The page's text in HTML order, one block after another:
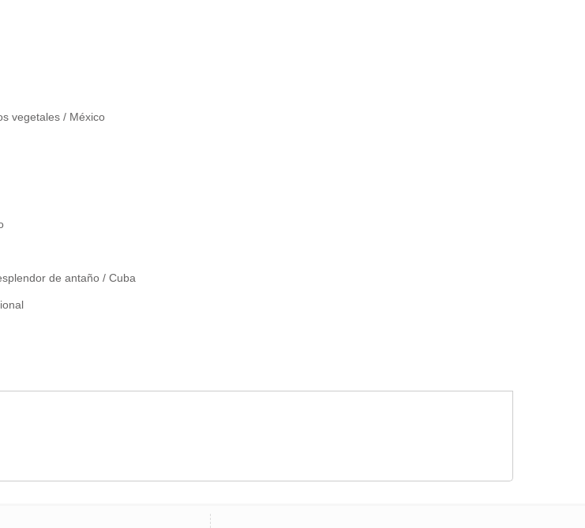
vegetales / México
de antaño / Cuba